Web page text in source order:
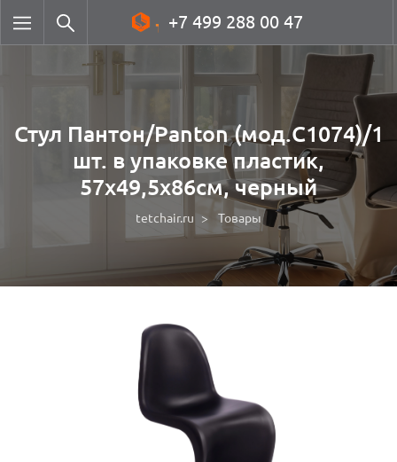
+7 499 288 00 47
Стул Пантон/Panton (мод.C1074)/1
шт. в упаковке пластик,
57х49,5х86см, черный
tetchair.ru Товары